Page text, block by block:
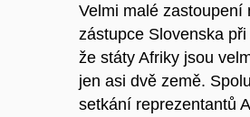
Velmi malé zastoupení
zástupce Slovenska
že státy Afriky jsou
jen asi dvě země.
setkání reprezentantů